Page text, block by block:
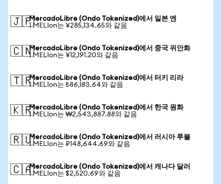
🇯🇵MercadoLibre (Ondo Tokenized)에서 일본 엔
1 MELIon는 ¥285,134.65와 같음
🇨🇳MercadoLibre (Ondo Tokenized)에서 중국 위안화
1 MELIon는 ¥12,191.20와 같음
🇹🇷MercadoLibre (Ondo Tokenized)에서 터키 리라
1 MELIon는 ₺86,183.64와 같음
🇰🇷MercadoLibre (Ondo Tokenized)에서 한국 원화
1 MELIon는 ₩2,543,887.88와 같음
🇷🇺MercadoLibre (Ondo Tokenized)에서 러시아 루블
1 MELIon는 ₽148,644.69와 같음
🇨🇦MercadoLibre (Ondo Tokenized)에서 캐나다 달러
1 MELIon는 $2,520.69와 같음